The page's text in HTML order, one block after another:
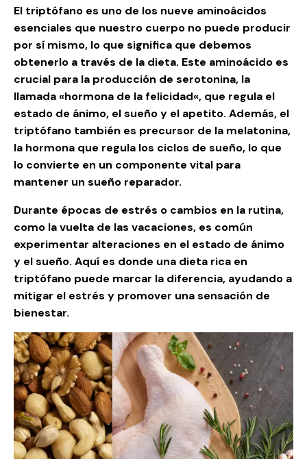
El triptófano es uno de los nueve aminoácidos
esenciales que nuestro cuerpo no puede producir
por sí mismo, lo que significa que debemos
obtenerlo a través de la dieta. Este aminoácido es
crucial para la producción de serotonina, la
llamada «hormona de la felicidad«, que regula el
estado de ánimo, el sueño y el apetito. Además, el
triptófano también es precursor de la melatonina,
la hormona que regula los ciclos de sueño, lo que
lo convierte en un componente vital para
mantener un sueño reparador.
Durante épocas de estrés o cambios en la rutina,
como la vuelta de las vacaciones, es común
experimentar alteraciones en el estado de ánimo
y el sueño. Aquí es donde una dieta rica en
triptófano puede marcar la diferencia, ayudando a
mitigar el estrés y promover una sensación de
bienestar.